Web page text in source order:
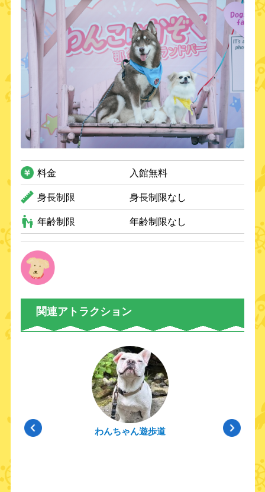
料金 入館無料
身長制限 身長制限なし
年齢制限 年齢制限なし
関連アトラクション
わんちゃん遊歩道